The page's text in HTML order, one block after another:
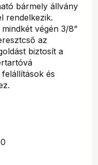
bármely állvány
rendelkezik.
végén 3/8”
az
biztosít a
és